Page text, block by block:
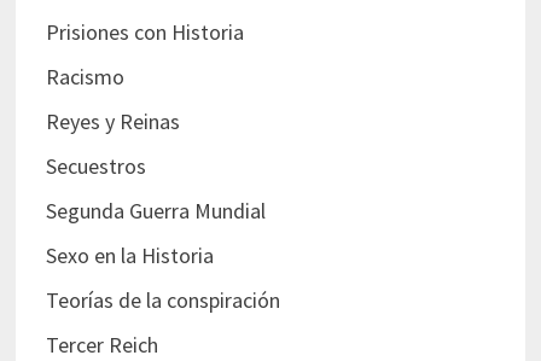
Prisiones con Historia
Racismo
Reyes y Reinas
Secuestros
Segunda Guerra Mundial
Sexo en la Historia
Teorías de la conspiración
Tercer Reich